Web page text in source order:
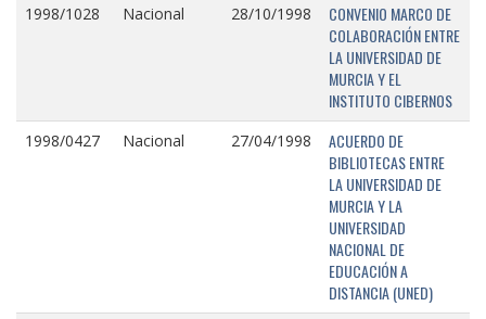
1998/1028 Nacional 28/10/1998
CONVENIO MARCO DE
COLABORACIÓN ENTRE
LA UNIVERSIDAD DE
MURCIA Y EL
INSTITUTO CIBERNOS
1998/0427 Nacional 27/04/1998
ACUERDO DE
BIBLIOTECAS ENTRE
LA UNIVERSIDAD DE
MURCIA Y LA
UNIVERSIDAD
NACIONAL DE
EDUCACIÓN A
DISTANCIA (UNED)